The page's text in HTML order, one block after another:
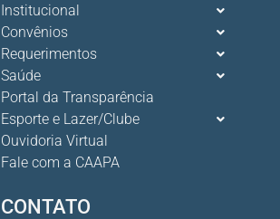
Institucional
Convênios
Requerimentos
Saúde
Portal da Transparência
Esporte e Lazer/Clube
Ouvidoria Virtual
Fale com a CAAPA
CONTATO